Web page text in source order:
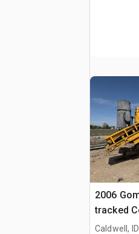
2006
tracked
Caldwell, ID